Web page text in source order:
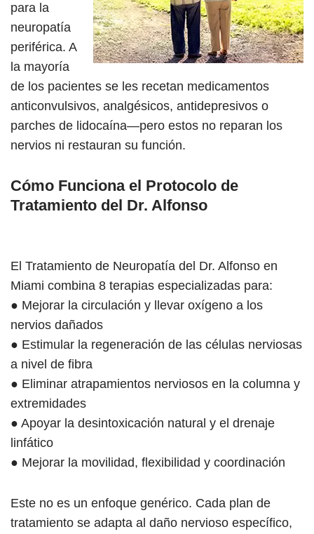
para la
neuropatía
periférica. A
la mayoría
de los pacientes se les recetan medicamentos
anticonvulsivos, analgésicos, antidepresivos o
parches de lidocaína—pero estos no reparan los
nervios ni restauran su función.
Cómo Funciona el Protocolo de
Tratamiento del Dr. Alfonso
El Tratamiento de Neuropatía del Dr. Alfonso en
Miami combina 8 terapias especializadas para:
● Mejorar la circulación y llevar oxígeno a los
nervios dañados
● Estimular la regeneración de las células nerviosas
a nivel de fibra
● Eliminar atrapamientos nerviosos en la columna y
extremidades
● Apoyar la desintoxicación natural y el drenaje
linfático
● Mejorar la movilidad, flexibilidad y coordinación
Este no es un enfoque genérico. Cada plan de
tratamiento se adapta al daño nervioso específico,